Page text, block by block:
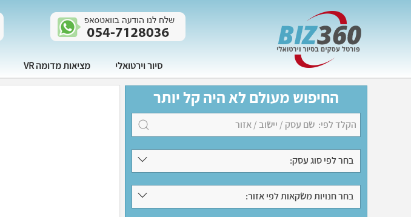
סיור וירטואלי מציאות מדומה VR
החיפוש מעולם לא היה קל יותר
בחר לפי סוג עסק:
בחר חנויות משקאות לפי אזור: